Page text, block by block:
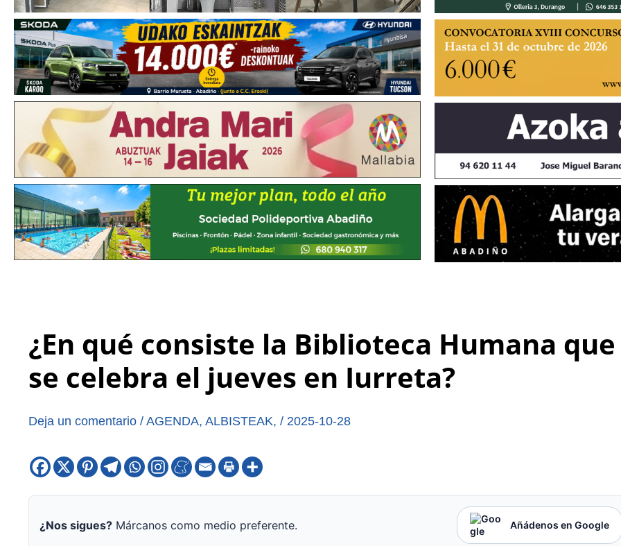
¿En qué consiste la Biblioteca Humana que
se celebra el jueves en Iurreta?
Deja un comentario / AGENDA, ALBISTEAK, / 2025-10-28
¿Nos sigues?Márcanos como medio preferente. Añádenos en Google